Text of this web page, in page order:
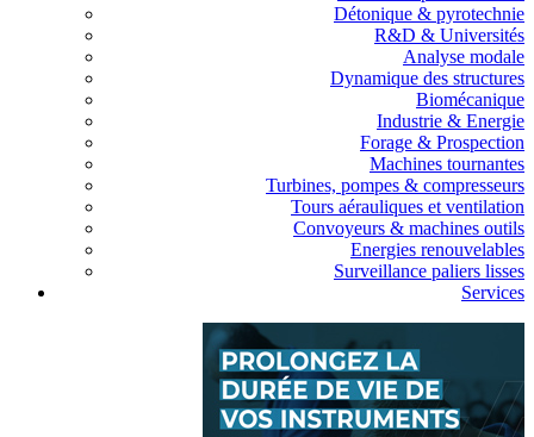
Détonique & pyrotechnie
R&D & Universités
Analyse modale
Dynamique des structures
Biomécanique
Industrie & Energie
Forage & Prospection
Machines tournantes
Turbines, pompes & compresseurs
Tours aérauliques et ventilation
Convoyeurs & machines outils
Energies renouvelables
Surveillance paliers lisses
Services